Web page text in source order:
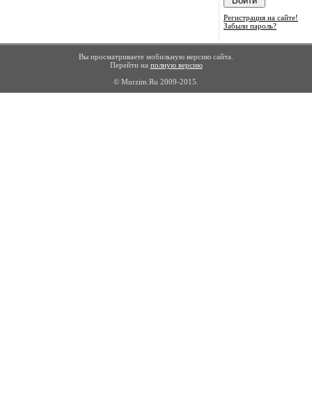
Регистрация на сайте!
Забыли пароль?
Вы просматриваете мобильную версию сайта.
Перейти на полную версию
© Murzim.Ru 2009-2015.